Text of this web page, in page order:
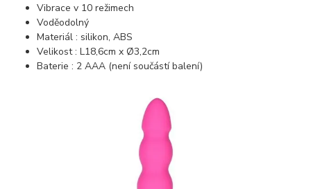
Vibrace v 10 režimech
Voděodolný
Materiál : silikon, ABS
Velikost : L18,6cm x Ø3,2cm
Baterie : 2 AAA (není součástí balení)